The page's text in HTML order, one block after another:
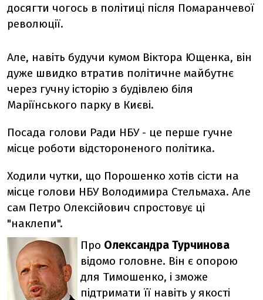
досягти чогось в політиці після Помаранчевої
революції.
Але, навіть будучи кумом Віктора Ющенка, він
дуже швидко втратив політичне майбутнє
через гучну історію з будівлею біля
Маріїнського парку в Києві.
Посада голови Ради НБУ - це перше гучне
місце роботи відстороненого політика.
Ходили чутки, що Порошенко хотів сісти на
місце голови НБУ Володимира Стельмаха. Але
сам Петро Олексійович спростовує ці
"наклепи".
Про Олександра Турчинова
відомо головне. Він є опорою
для Тимошенко, і зможе
підтримати її навіть у якості